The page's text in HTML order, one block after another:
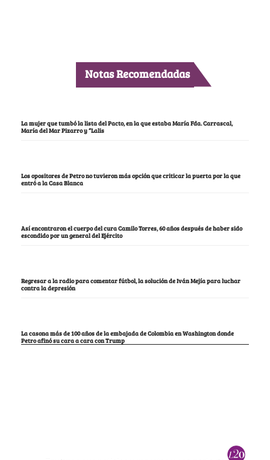
Notas Recomendadas
La mujer que tumbó la lista del Pacto, en la que estaba María Fda. Carrascal,
María del Mar Pizarro y “Lalis
Los opositores de Petro no tuvieron más opción que criticar la puerta por la que
entró a la Casa Blanca
Así encontraron el cuerpo del cura Camilo Torres, 60 años después de haber sido
escondido por un general del Ejército
Regresar a la radio para comentar fútbol, la solución de Iván Mejía para luchar
contra la depresión
La casona más de 100 años de la embajada de Colombia en Washington donde
Petro afinó su cara a cara con Trump